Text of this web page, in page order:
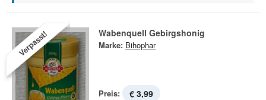
Verpasst! Wabenquell Gebirgshonig
Marke: Bihophar
Preis: € 3,99